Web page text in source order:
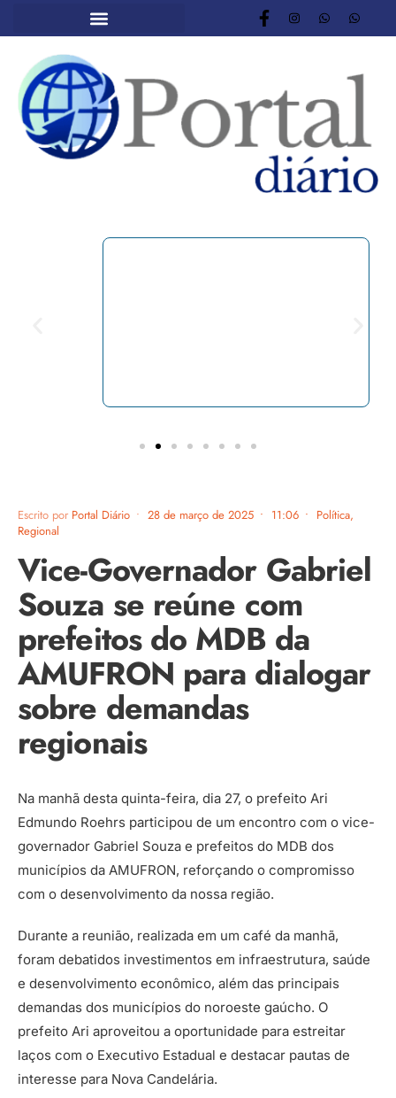
Escrito por Portal Diário • 28 de março de 2025 • 11:06 • Política,
Regional
Vice-Governador Gabriel
Souza se reúne com
prefeitos do MDB da
AMUFRON para dialogar
sobre demandas
regionais
Na manhã desta quinta-feira, dia 27, o prefeito Ari
Edmundo Roehrs participou de um encontro com o vice-
governador Gabriel Souza e prefeitos do MDB dos
municípios da AMUFRON, reforçando o compromisso
com o desenvolvimento da nossa região.
Durante a reunião, realizada em um café da manhã,
foram debatidos investimentos em infraestrutura, saúde
e desenvolvimento econômico, além das principais
demandas dos municípios do noroeste gaúcho. O
prefeito Ari aproveitou a oportunidade para estreitar
laços com o Executivo Estadual e destacar pautas de
interesse para Nova Candelária.